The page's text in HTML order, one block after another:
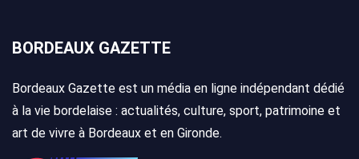
BORDEAUX GAZETTE
Bordeaux Gazette est un média en ligne indépendant dédié
à la vie bordelaise : actualités, culture, sport, patrimoine et
art de vivre à Bordeaux et en Gironde.